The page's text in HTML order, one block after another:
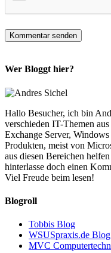
Wer Bloggt hier?
Hallo Besucher, ich bin
verschieden IT-Themen
Exchange Server,
Produkten, meist von
aus diesen Bereichen
hinterlasse doch einen
Viel Freude beim lesen!
Blogroll
Tobbis Blog
WSUSpraxis.de
MVC